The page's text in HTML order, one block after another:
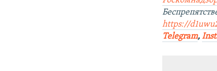
https://
Telegram,